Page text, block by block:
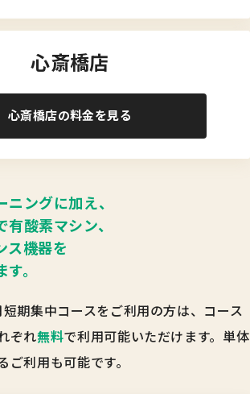
心斎橋店
心斎橋店の料金を見る
ングに加え、
有酸素マシン、
ス機器を
。
期集中コースをご利用の方は、 コース
ぞれ無料で利用可能いただけます。 単体
利用も可能です。